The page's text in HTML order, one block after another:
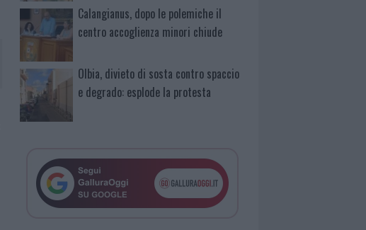
Calangianus, dopo le polemiche il
centro accoglienza minori chiude
Olbia, divieto di sosta contro spaccio
e degrado: esplode la protesta